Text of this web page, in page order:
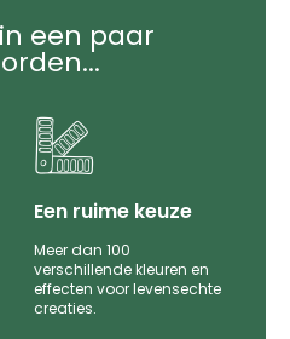
een paar
Een ruime keuze
Meer dan 100
verschillende kleuren en
effecten voor levensechte
creaties.